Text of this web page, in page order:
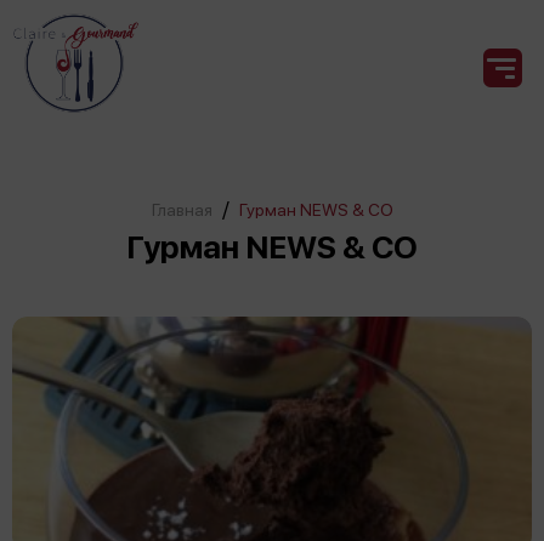
Главная / Гурман NEWS & CO
Гурман NEWS & CO